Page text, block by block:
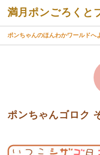
ポンちゃんのほんわかワールドへ
ポンちゃんゴロク